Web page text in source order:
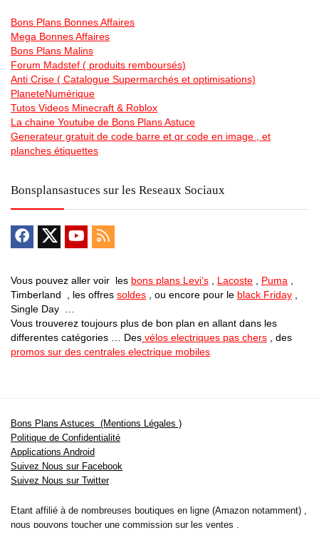
Bons Plans Bonnes Affaires
Mega Bonnes Affaires
Bons Plans Malins
Forum Madstef ( produits remboursés)
Anti Crise ( Catalogue Supermarchés et optimisations)
PlaneteNumérique
Tutos Videos Minecraft & Roblox
La chaine Youtube de Bons Plans Astuce
Generateur gratuit de code barre et qr code en image , et
planches étiquettes
Bonsplansastuces sur les Reseaux Sociaux
Vous pouvez aller voir les bons plans Levi’s , Lacoste , Puma ,
Timberland , les offres soldes , ou encore pour le black Friday ,
Single Day …
Vous trouverez toujours plus de bon plan en allant dans les
differentes catégories … Des vélos electriques pas chers , des
promos sur des centrales electrique mobiles
Bons Plans Astuces (Mentions Légales )
Politique de Confidentialité
Applications Android
Suivez Nous sur Facebook
Suivez Nous sur Twitter
Etant affilié à de nombreuses boutiques en ligne (Amazon notamment) ,
nous pouvons toucher une commission sur les ventes .